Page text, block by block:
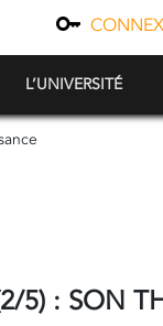
L’UNIVERSITÉ
5) : SON